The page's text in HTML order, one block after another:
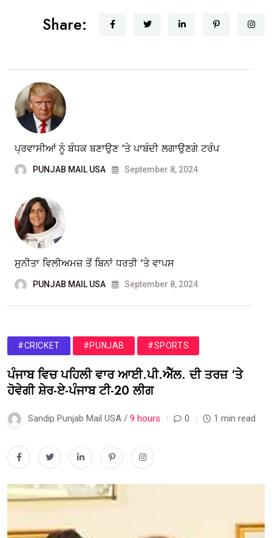
Share:
ਪ੍ਰਵਾਸੀਆਂ ਨੂੰ ਬੰਧਕ ਬਣਾਉਣ ‘ਤੇ ਪਾਬੰਦੀ ਲਗਾਉਣਗੇ ਟਰੰਪ
PUNJAB MAIL USA September 8, 2024
ਸੁਨੀਤਾ ਵਿਲੀਅਮਜ਼ ਤੋਂ ਬਿਨਾਂ ਧਰਤੀ ‘ਤੇ ਵਾਪਸ
PUNJAB MAIL USA September 8, 2024
#CRICKET #PUNJAB #SPORTS
ਪੰਜਾਬ ਵਿਚ ਪਹਿਲੀ ਵਾਰ ਆਈ.ਪੀ.ਐੱਲ. ਦੀ ਤਰਜ਼ ‘ਤੇ
ਹੋਵੇਗੀ ਸ਼ੇਰ-ਏ-ਪੰਜਾਬ ਟੀ-20 ਲੀਗ
Sandip Punjab Mail USA / 9 hours 0 1 min read